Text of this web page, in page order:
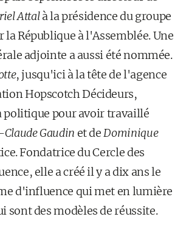
Attalà la présidence du groupe
la République à l'Assemblée. Une
adjointe a aussi été nommée.
, jusqu'ici à la tête de l'agence
Hopscotch Décideurs,
politique pour avoir travaillé
Claude Gaudin et deDominique
Fondatrice du Cercle des
elle a créé il y a dix ans le
d'influence qui met en lumière
sont des modèles de réussite.